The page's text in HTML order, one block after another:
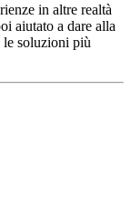
in altre realtà
aiutato a dare alla
le soluzioni più